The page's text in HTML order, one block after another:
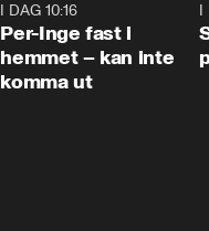
I DAG 10:16
Per-Inge fast i
hemmet – kan inte
komma ut
I